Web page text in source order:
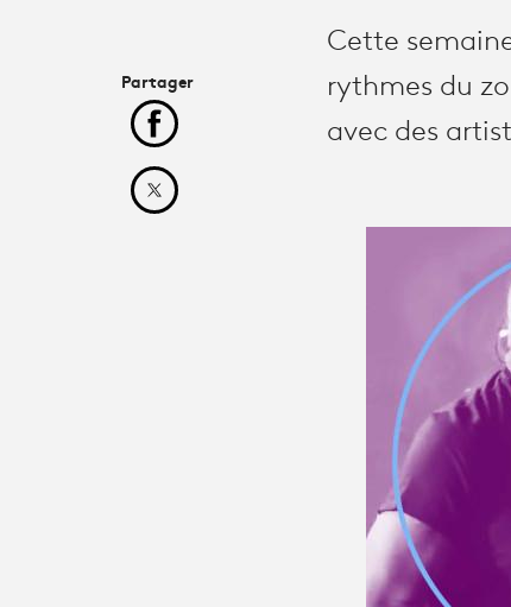
Cette
rythmes du
avec des
Partager
Partager cet article sur Facebook
Partager cet article sur X